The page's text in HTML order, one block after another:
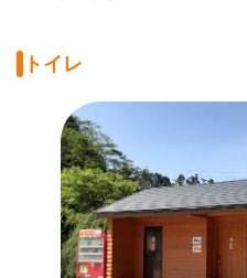
トイレ